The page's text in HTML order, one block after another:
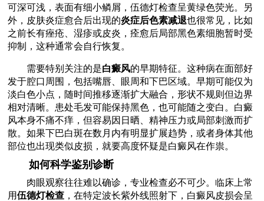
可深可浅，表面有细小鳞屑，伍德灯检查呈黄绿色荧光。另
外，皮肤炎症愈合后出现的炎症后色素减退也很常见，比如
之前长有痤疮、湿疹或皮炎，痊愈后局部黑色素细胞暂时受
抑制，这种通常会自行恢复。
需要特别关注的是白癜风的早期特征。这种病在面部好
发于腔口周围，包括嘴唇、眼周和下巴区域。早期可能仅为
淡白色小点，随时间推移逐渐扩大融合，形状不规则但边界
相对清晰。患处毛发可能保持黑色，也可能随之变白。白癜
风本身不痛不痒，但容易因日晒、精神压力或局部刺激而扩
散。如果下巴白斑在数月内有明显扩展趋势，或者身体其他
部位也出现类似皮损，就要高度怀疑是白癜风在作祟。
如何科学鉴别诊断
肉眼观察往往难以确诊，专业检查必不可少。临床上常
用伍德灯检查 ，在特定波长紫外线照射下，白癜风皮损会呈